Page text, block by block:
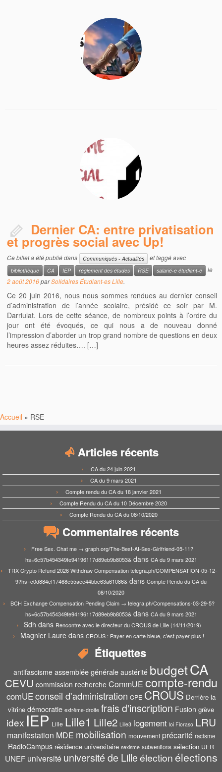
Dernier CA: entre privatisation
et progrès social avec Up!
Ce billet a été publié dans Communiqués - Actualités et taggé avec
bibliothèque CA IEP réglement des études RSE salarié-e étudiant-e
le
2 août 2016parSolidaires Étudiant-es Lille.
Ce 20 juin 2016, nous nous sommes rendues au dernier conseil
d’administration de l’année scolaire, présidé ce soir par M.
Darriulat. Lors de cette séance, de nombreux points à l’ordre du
jour ont été évoqués, ce qui nous a de nouveau donné
l’impression d’aborder un trop grand nombre de questions en deux
heures assez réduites…. […]
Accueil » RSE
Articles récents
CA du 24 juin 2021
CA du 9 mars 2021
Compte rendu du CA du 18 janvier 2021
Compte Rendu du CA du 10 Décembre 2020
Compte Rendu du CA du 08/10/2020
Commentaires récents
Free Sex. Chat me → graph.org/The-Best-AI-Sex-Girlfriend-05-11?
hs=6c57b454349fe94196117d89eb9b8053&dans CA du 9 mars 2021
TRX Crypto Refund 2026 Withdraw Compensation telegra.ph/COMPENSATION-05-12-
9?hs=c0d884cf17468e55aee44bbc63a61086& dans Compte Rendu du CA du
08/10/2020
BCH Exchange Compensation Pending Claim → telegra.ph/Compensations-03-29-5?
hs=6c57b454349fe94196117d89eb9b8053&dans CA du 9 mars 2021
Sdh dans Rencontre avec le directeur du CROUS de Lille (14/11/2019)
Magnier Laure dans CROUS : Payer en carte bleue, c’est payer plus !
Étiquettes
antifascisme assemblée générale austérité budgetCA
CEVU commission recherche CommUE compte-rendu
comUEconseil d'administration CPE CROUS Derrière la
vitrine démocratie extrême-droite frais d'inscription Fusion grève
idex IEP Lille Lille1 Lille2 Lille3 logement loi Fioraso LRU
manifestation MDE mobilisation mouvement précarité racisme
RadioCampus résidence universitaire sexisme subventions sélection UFR
UNEF université université de Lilleélection élections